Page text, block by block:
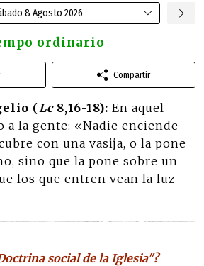
8 Agosto 2026
ordinario
Compartir
(Lc8,16-18): En aquel
a la gente: «Nadie enciende
con una vasija, o la pone
sino que la pone sobre un
los que entren vean la luz
social de la Iglesia"?